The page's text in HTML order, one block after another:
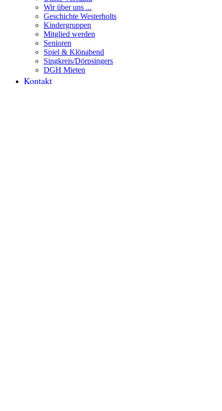
Wir über uns ...
Geschichte Westerholts
Kindergruppen
Mitglied werden
Senioren
Spiel & Klönabend
Singkreis/Dörpsingers
DGH Mieten
Kontakt